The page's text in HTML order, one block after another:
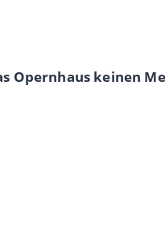
Opernhaus keinen